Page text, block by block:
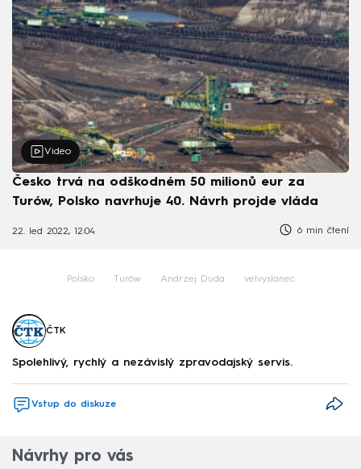
Video
Česko trvá na odškodném 50 milionů eur za
Turów, Polsko navrhuje 40. Návrh projde vláda
22. led 2022, 12:04 6 min čtení
Polsko Turów Andrzej Duda velvyslanec
ČTK
Spolehlivý, rychlý a nezávislý zpravodajský servis.
Vstup do diskuze
Návrhy pro vás